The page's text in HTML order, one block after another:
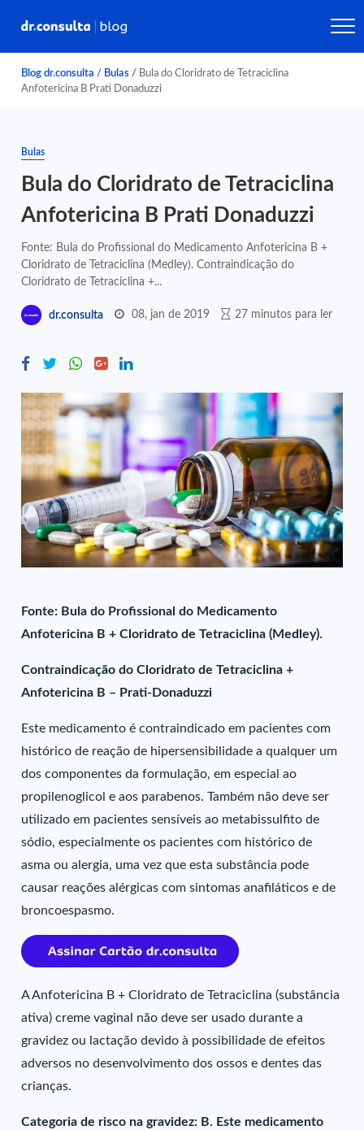
Blog dr.consulta / Bulas / Bula do Cloridrato de Tetraciclina
Anfotericina B Prati Donaduzzi
Bulas
Bula do Cloridrato de Tetraciclina
Anfotericina B Prati Donaduzzi
Fonte: Bula do Profissional do Medicamento Anfotericina B +
Cloridrato de Tetraciclina (Medley). Contraindicação do
Cloridrato de Tetraciclina +...
dr.consulta 08, jan de 2019 27 minutos para ler
Fonte: Bula do Profissional do Medicamento
Anfotericina B + Cloridrato de Tetraciclina (Medley).
Contraindicação do Cloridrato de Tetraciclina +
Anfotericina B – Prati-Donaduzzi
Este medicamento é contraindicado em pacientes com
histórico de reação de hipersensibilidade a qualquer um
dos componentes da formulação, em especial ao
propilenoglicol e aos parabenos. Também não deve ser
utilizado em pacientes sensíveis ao metabissulfito de
sódio, especialmente os pacientes com histórico de
asma ou alergia, uma vez que esta substância pode
causar reações alérgicas com sintomas anafiláticos e de
broncoespasmo.
A Anfotericina B + Cloridrato de Tetraciclina (substância
ativa) creme vaginal não deve ser usado durante a
gravidez ou lactação devido à possibilidade de efeitos
adversos no desenvolvimento dos ossos e dentes das
crianças.
Categoria de risco na gravidez: B. Este medicamento